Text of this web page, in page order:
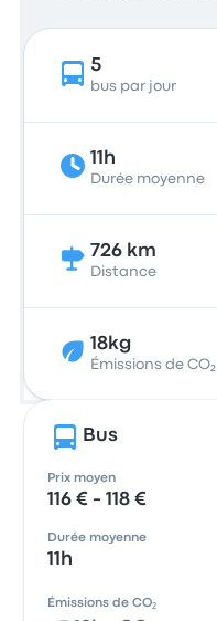
5
bus par jour
11h
Durée moyenne
726 km
Distance
18kg
Émissions de CO₂
Bus
Prix moyen
116 € - 118 €
Durée moyenne
11h
Émissions de CO₂